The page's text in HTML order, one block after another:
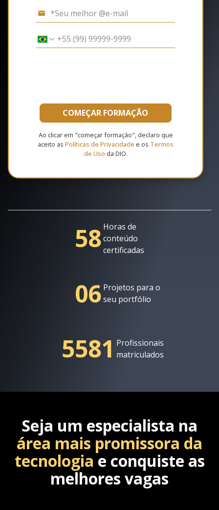
COMEÇAR FORMAÇÃO
Ao clicar em "começar formação", declaro que
aceito as Políticas de Privacidade e os Termos
de Uso da DIO.
58 Horas de
conteúdo
certificadas
06 Projetos para o
seu portfólio
5581 Profissionais
matriculados
Seja um especialista na
área mais promissora da
tecnologia e conquiste as
melhores vagas